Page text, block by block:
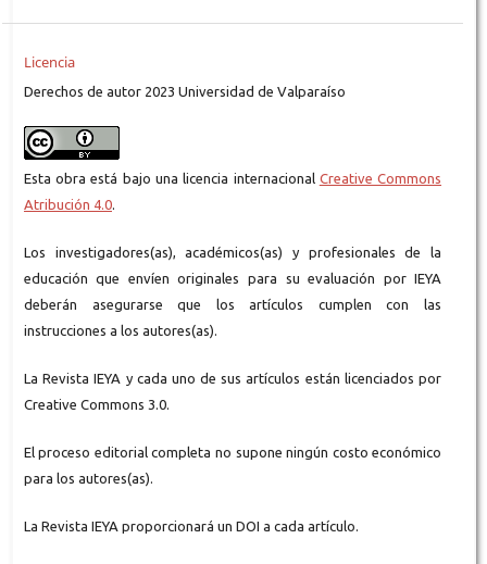
Licencia
Derechos de autor 2023 Universidad de Valparaíso
Esta obra está bajo una licencia internacional Creative Commons
Atribución 4.0.
Los investigadores(as), académicos(as) y profesionales de la
educación que envíen originales para su evaluación por IEYA
deberán asegurarse que los artículos cumplen con las
instrucciones a los autores(as).
La Revista IEYA y cada uno de sus artículos están licenciados por
Creative Commons 3.0.
El proceso editorial completa no supone ningún costo económico
para los autores(as).
La Revista IEYA proporcionará un DOI a cada artículo.